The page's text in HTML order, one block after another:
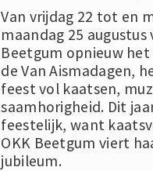
Van vrijdag 22 tot en
maandag 25
Beetgum opnieuw
de Van Aismadagen,
feest vol kaatsen,
saamhorigheid. Dit
feestelijk, want
OKK Beetgum viert
jubileum.